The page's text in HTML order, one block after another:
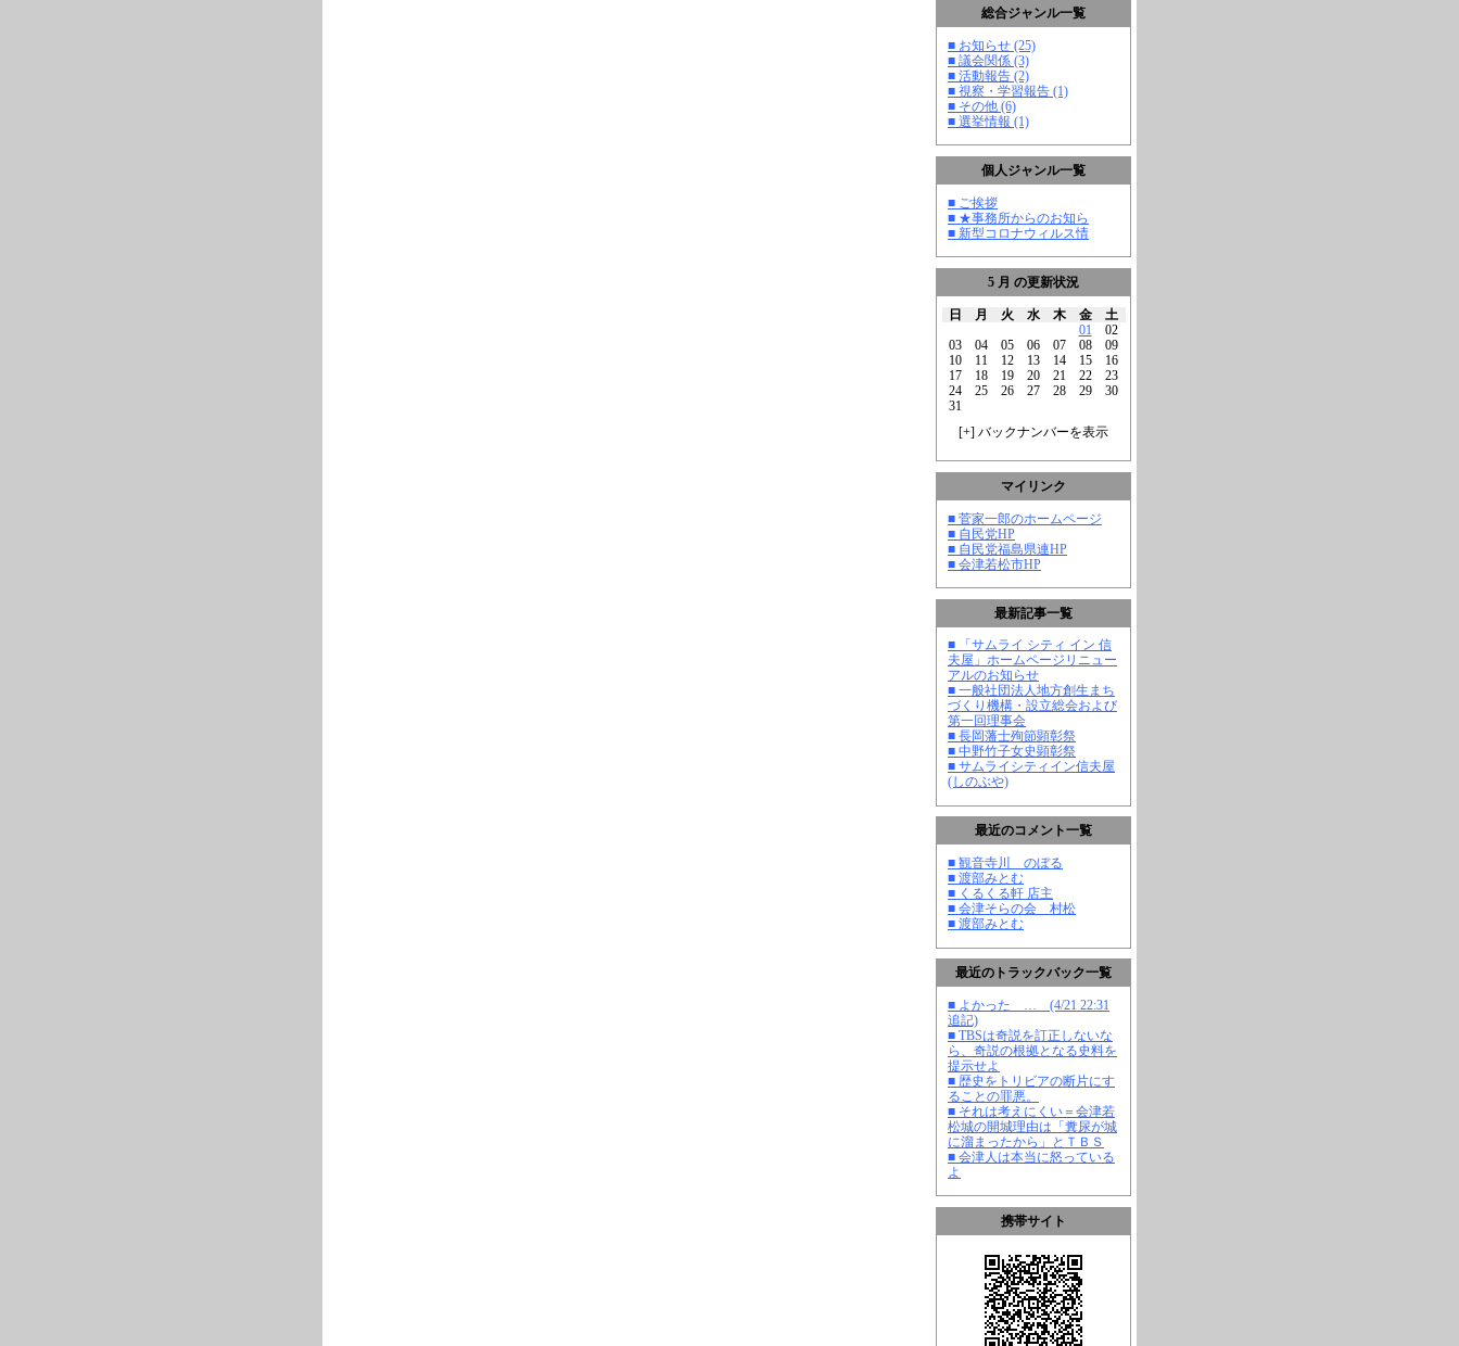
総合ジャンル一覧
■ お知らせ (25)
■ 議会関係 (3)
■ 活動報告 (2)
■ 視察・学習報告 (1)
■ その他 (6)
■ 選挙情報 (1)
個人ジャンル一覧
■ ご挨拶
■ ★事務所からのお知ら
■ 新型コロナウィルス情
5 月 の更新状況
日 月 火 水 木 金
土
01
02
03
04 05 06 07 08
09
10
11 12 13 14 15
16
17
18 19 20 21 22
23
24
25 26 27 28 29
30
31
[+] バックナンバーを表示
マイリンク
■ 菅家一郎のホームページ
■ 自民党HP
■ 自民党福島県連HP
■ 会津若松市HP
最新記事一覧
■ 「サムライ シティ イン 信
夫屋」ホームページリニュー
アルのお知らせ
■ 一般社団法人地方創生まち
づくり機構・設立総会および
第一回理事会
■ 長岡藩士殉節顕彰祭
■ 中野竹子女史顕彰祭
■ サムライシティイン信夫屋
(しのぶや)
最近のコメント一覧
■ 観音寺川 のぼる
■ 渡部みとむ
■ くるくる軒 店主
■ 会津そらの会 村松
■ 渡部みとむ
最近のトラックバック一覧
■ よかった … (4/21 22:31
追記)
■ TBSは奇説を訂正しないな
ら、奇説の根拠となる史料を
提示せよ
■ 歴史をトリビアの断片にす
ることの罪悪。
■ それは考えにくい＝会津若
松城の開城理由は「糞尿が城
に溜まったから」とＴＢＳ
■ 会津人は本当に怒っている
よ
携帯サイト